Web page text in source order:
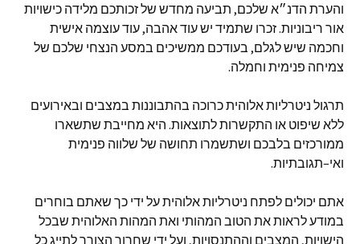
והערת הדנ״א שלכם, תביעה מחדש של זכותכם מלידה כישויות
אור ריבוניות.זכרו שתמיד יש עוד אהבה,עוד עוצמה אישית
וחכמה שיש לגלם, בעודכם ממשיכים במסע הנצחי שלכם של
צמיחה פנימית וחמלה.
תרגול ניטרליות אלוהית כרוכה בהתבוננות במצבים ובאירועים
ללא שיפוט או התקשרות לתוצאות. היא מחייבת שתשארו
ממורכזים בלבכם ושתשמרו תחושה של שלווה פנימית
ואי–תגובתיות.
אתם יכולים לפתח ניטרליות אלוהית על ידי כך שאתם בוחרים
במודע לראות את הטוב המהותי ואת המהות האלוהית שבכל
הישויות, המצבים וההתנסויות, ועל ידי שחרור הצורך לתייג כל